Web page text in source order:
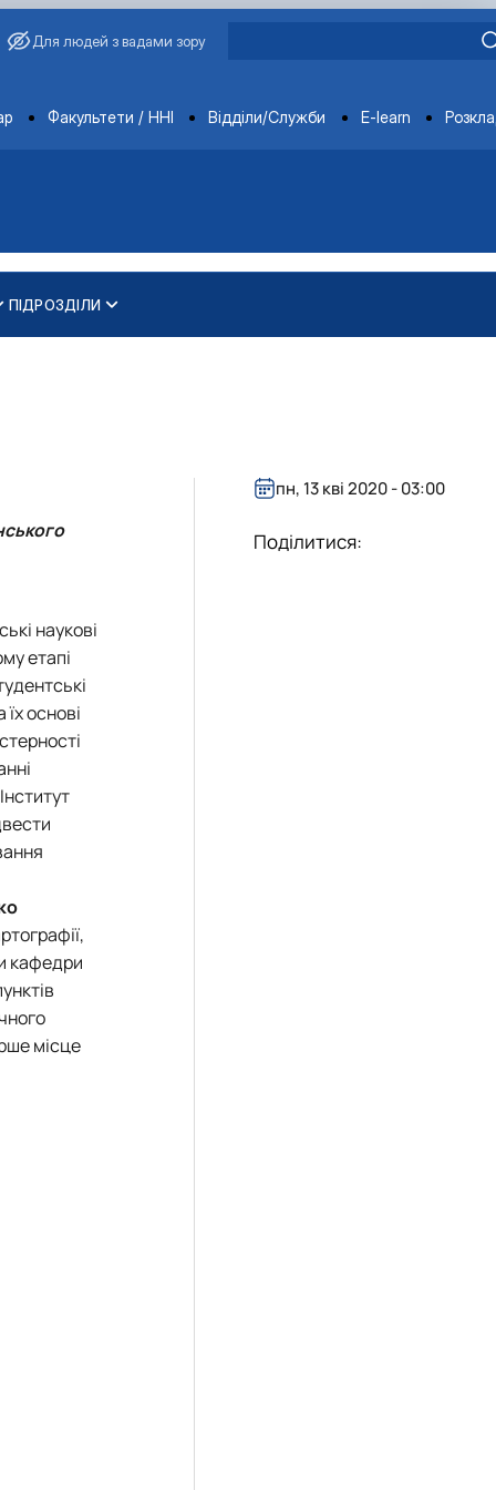
Для людей з вадами зору
Факультети / ННІ Відділи/Служби E-learn
наукового рівня вищої освіти
ПІДРОЗДІЛИ
наукові
етапі
основі
кафедри
місце
пн, 13 кві 2020 - 03:00
Поділитися: